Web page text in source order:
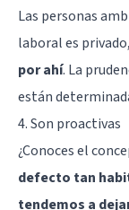
Las personas
laboral es
por ahí. La
están
4. Son proactivas
¿Conoces el
defecto tan
tendemos a